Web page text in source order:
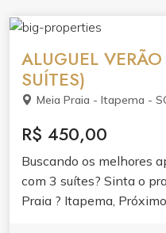
da praia (Não aceita
ALUGUEL
SUÍTES)
Meia Praia - Itapema -
R$ 450,00
Buscando os melhores
com 3 suítes? Sinta o
Praia ? Itapema,